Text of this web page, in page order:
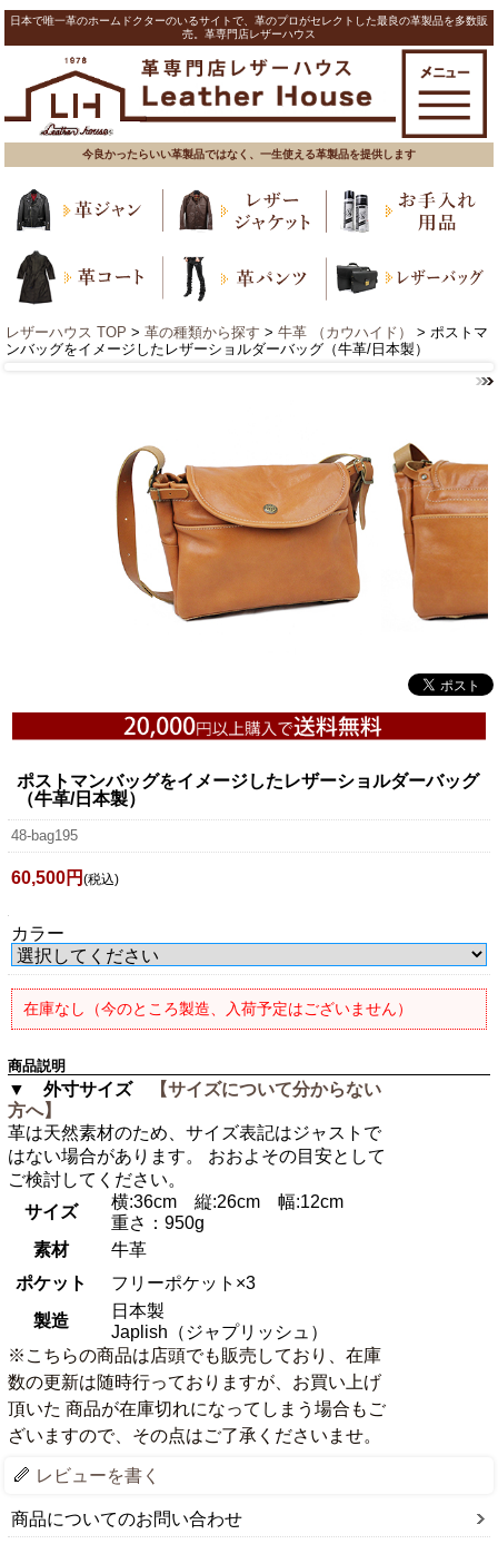
日本で唯一革のホームドクターのいるサイトで、革のプロがセレクトした最良の革製品を多数販
売。革専門店レザーハウス
今良かったらいい革製品ではなく、一生使える革製品を提供します
レザーハウス TOP > 革の種類から探す > 牛革 （カウハイド）
> ポストマ
ンバッグをイメージしたレザーショルダーバッグ（牛革/日本製）
ポストマンバッグをイメージしたレザーショルダーバッグ
（牛革/日本製）
48-bag195
60,500円 (税込)
カラー
在庫なし（今のところ製造、入荷予定はございません）
商品説明
▼ 外寸サイズ
【サイズについて分からない
方へ】
革は天然素材のため、サイズ表記はジャストで
はない場合があります。 おおよその目安として
ご検討してください。
サイズ
横:36cm 縦:26cm 幅:12cm
重さ：950g
素材
牛革
ポケット
フリーポケット×3
製造
日本製
Japlish（ジャプリッシュ）
※こちらの商品は店頭でも販売しており、在庫
数の更新は随時行っておりますが、お買い上げ
頂いた 商品が在庫切れになってしまう場合もご
ざいますので、その点はご了承くださいませ。
レビューを書く
商品についてのお問い合わせ